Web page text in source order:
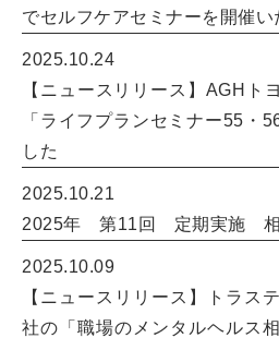
でセルフケアセミナーを開催い
2025.10.24
【ニュースリリース】AGHト
「ライフプランセミナー55・
した
2025.10.21
2025年 第11回 定期実施 相
2025.10.09
【ニュースリリース】トラス
社の「職場のメンタルヘルス